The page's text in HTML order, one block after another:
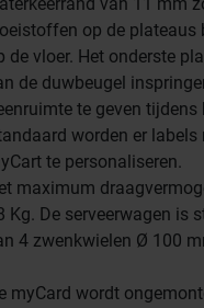
op de plateaus
de vloer. Het onderste
de duwbeugel
te geven tijdens
worden er labels
te personaliseren.
maximum
Kg. De serveerwagen is
4 zwenkwielen Ø 100
myCard wordt